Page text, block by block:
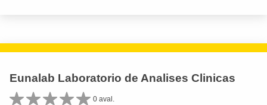
Eunalab Laboratorio de Analises Clinicas
0 aval.